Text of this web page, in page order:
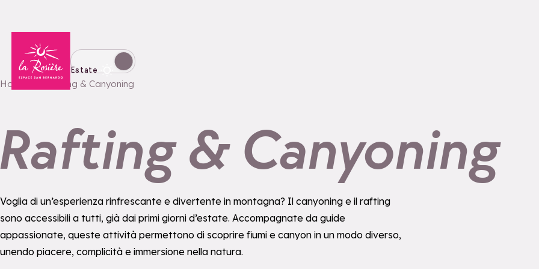
Passa alla modalità invernale
Estate
Home Rafting & Canyoning
& Canyoning
Voglia di un’esperienza rinfrescante e divertente in montagna? Il canyoning e il rafting
sono accessibili a tutti, già dai primi giorni d’estate. Accompagnate da guide
appassionate, queste attività permettono di scoprire fiumi e canyon in un modo diverso,
unendo piacere, complicità e immersione nella natura.